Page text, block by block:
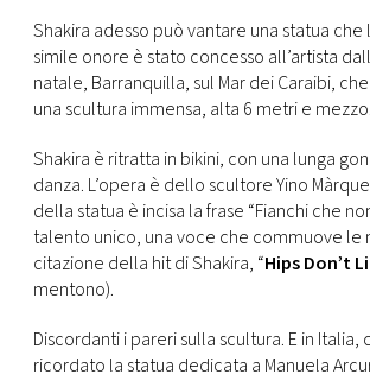
CONCORSI
EVENTI
VIDEO
TV
PRINCIPATO
Shakira adesso può vantare una statua che
simile onore è stato concesso all’artista
natale, Barranquilla, sul Mar dei Caraibi,
una scultura immensa, alta 6 metri e mezzo.
Shakira è ritratta in bikini, con una lunga
danza. L’opera è dello scultore Yino
della statua è incisa la frase “Fianchi che
talento unico, una voce che commuove le
citazione della hit di Shakira, “Hips Don’t
mentono).
Discordanti i pareri sulla scultura. E in Italia,
ricordato la statua dedicata a Manuela